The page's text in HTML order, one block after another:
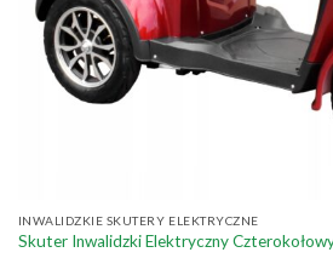
INWALIDZKIE SKUTERY ELEKTRYCZNE
Skuter Inwalidzki Elektryczny